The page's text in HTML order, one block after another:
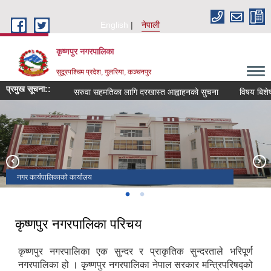
English
नेपाली
कृष्णपुर नगरपालिका
सुदूरपश्चिम प्रदेश, गुलरिया, कञ्चनपुर
प्रमुख सूचना:: सरुवा सहमतिका लागि दरखास्त आह्वाहनको सुचना विषय
नगर कार्यपालिकाको कार्यालय
सुन्दर कृष्णपुर
कृष्णपुर नगरपालिका परिचय
कृष्णपुर नगरपालिका एक सुन्दर र प्राकृतिक सुन्दरताले भरिपूर्ण
नगरपालिका हो । कृष्णपुर नगरपालिका नेपाल सरकार मन्त्रिपरिषद्को